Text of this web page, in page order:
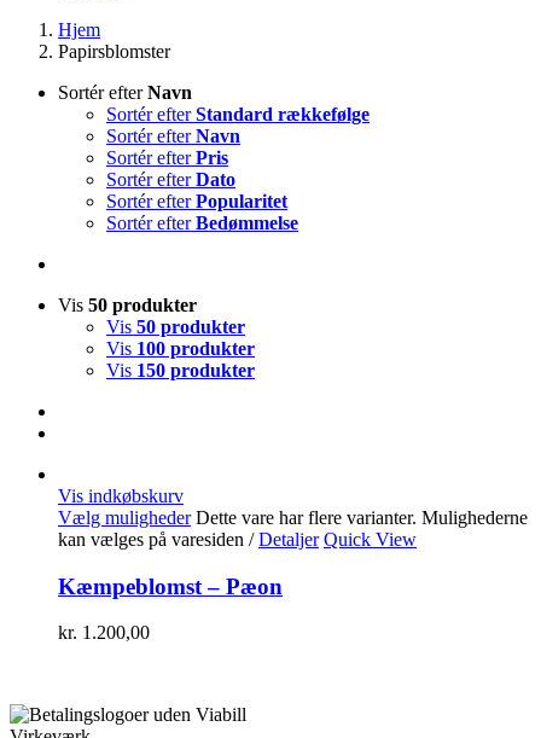
Hjem
Papirsblomster
Sortér efterNavn
Sortér efterStandard rækkefølge
Sortér efterNavn
Sortér efterPris
Sortér efterDato
Sortér efterPopularitet
Sortér efterBedømmelse
Vis 50 produkter
Vis 50 produkter
Vis 100 produkter
Vis 150 produkter
Vis indkøbskurv
Vælg muligheder Dette vare har flere varianter. Mulighederne
kan vælges på varesiden / Detaljer Quick View
Kæmpeblomst – Pæon
kr. 1.200,00